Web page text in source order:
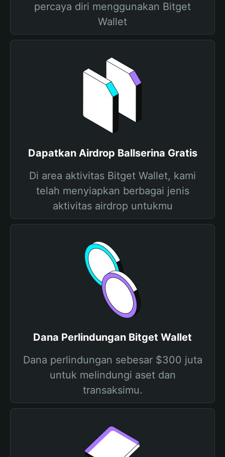
percaya diri menggunakan Bitget
Wallet
Dapatkan Airdrop Ballserina Gratis
Di area aktivitas Bitget Wallet, kami
telah menyiapkan berbagai jenis
aktivitas airdrop untukmu
Dana Perlindungan Bitget Wallet
Dana perlindungan sebesar $300 juta
untuk melindungi aset dan
transaksimu.